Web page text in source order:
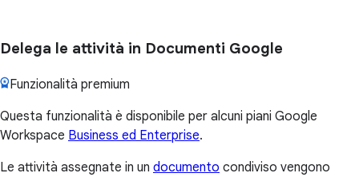
Delega le attività in Documenti Google
Funzionalità premium
Questa funzionalità è disponibile per alcuni piani Google
Workspace Business ed Enterprise.
Le attività assegnate in un documento condiviso vengono